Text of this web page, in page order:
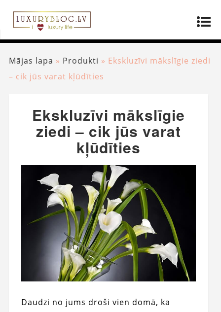
Mājas lapa » Produkti » Ekskluzīvi mākslīgie ziedi
– cik jūs varat kļūdīties
Ekskluzīvi mākslīgie
ziedi – cik jūs varat
kļūdīties
Daudzi no jums droši vien domā, ka